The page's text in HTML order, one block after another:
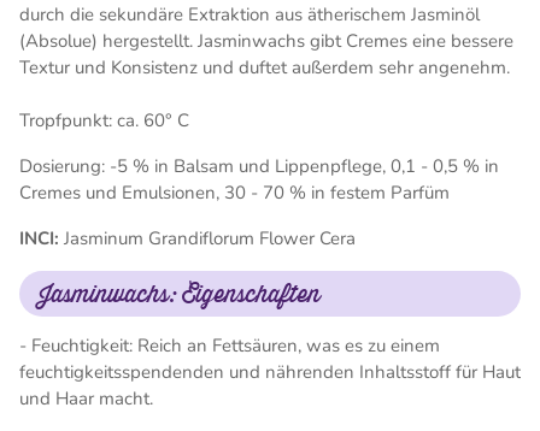
durch die sekundäre Extraktion aus ätherischem Jasminöl
(Absolue) hergestellt. Jasminwachs gibt Cremes eine bessere
Textur und Konsistenz und duftet außerdem sehr angenehm.
Tropfpunkt: ca. 60° C
Dosierung: -5 % in Balsam und Lippenpflege, 0,1 - 0,5 % in
Cremes und Emulsionen, 30 - 70 % in festem Parfüm
INCI: Jasminum Grandiflorum Flower Cera
Jasminwachs: Eigenschaften
- Feuchtigkeit: Reich an Fettsäuren, was es zu einem
feuchtigkeitsspendenden und nährenden Inhaltsstoff für Haut
und Haar macht.